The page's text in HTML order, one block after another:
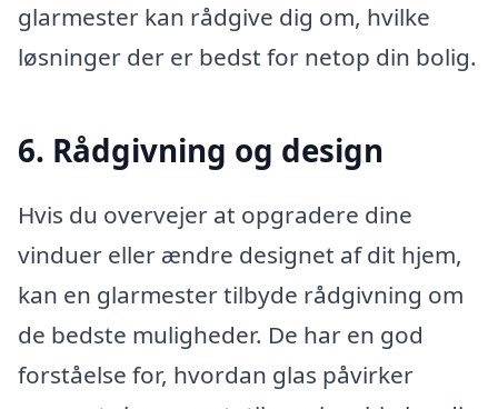
glarmester kan rådgive dig om, hvilke
løsninger der er bedst for netop din bolig.
6. Rådgivning og design
Hvis du overvejer at opgradere dine
vinduer eller ændre designet af dit hjem,
kan en glarmester tilbyde rådgivning om
de bedste muligheder. De har en god
forståelse for, hvordan glas påvirker